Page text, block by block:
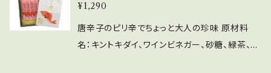
クルミ科のナッツ「ピーカンナッツ」を香ばしくキ
ャンディコーティングし、あと味の良い特製ホワ
イトチョコレートで包んでいます。仕上げにふわ
¥1,290
唐辛子のピリ辛でちょっと大人の珍味 原材料
名：キントキダイ、ワインビネガー、砂糖、緑茶、醸